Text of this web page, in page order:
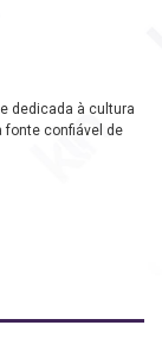
dedicada à cultura
fonte confiável de